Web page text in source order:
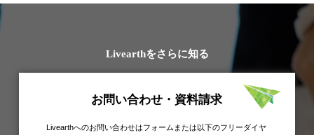
Livearthをさらに知る
お問い合わせ・資料請求
Livearthへのお問い合わせはフォームまたは以下のフリーダイヤ